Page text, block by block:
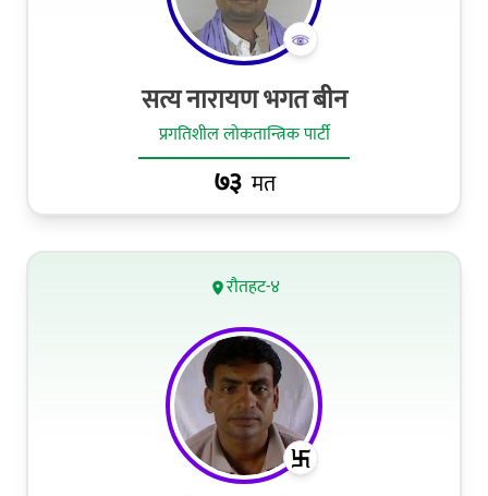
सत्य नारायण भगत बीन
प्रगतिशील लोकतान्त्रिक पार्टी
७३ मत
रौतहट-४